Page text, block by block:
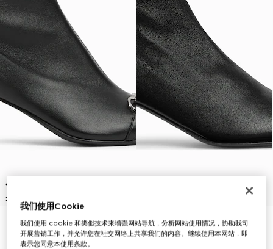
Vittoria系列女士短靴
€ 1.320
Signora系列女士短靴
€ 1.280
我们使用Cookie
我们使用 cookie 和类似技术来增强网站导航，分析网站使用情况，协助我司
开展营销工作，并允许您在社交网络上共享我们的内容。继续使用本网站，即
表示您同意本使用条款。